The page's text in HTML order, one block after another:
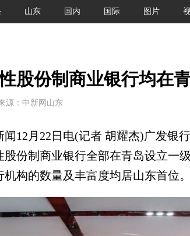
山东 国内 国际 图片
股份制商业银行均在
源：中新网山东
月22日电(记者 胡耀杰)广发银行
股份制商业银行全部在青岛设立一
构的数量及丰富度均居山东首位。